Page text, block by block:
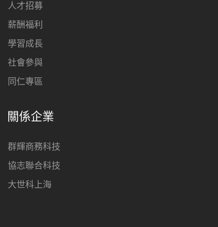
人才招募
薪酬福利
學習成長
社會參與
同仁專區
關係企業
群輝商務科技
協志聯合科技
大世科上海